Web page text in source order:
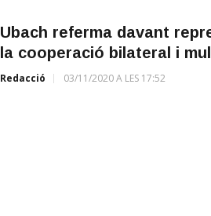
Ubach referma davant
la cooperació bilateral i
Redacció 03/11/2020 A LES 17:52